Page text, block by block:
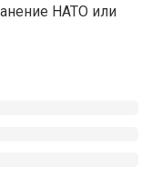
НАТО или